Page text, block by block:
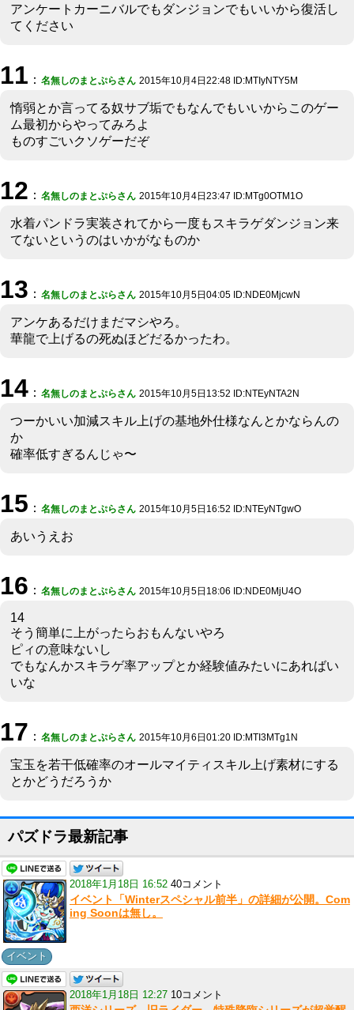
アンケートカーニバルでもダンジョンでもいいから復活し
てください
11 ： 名無しのまとぷらさん 2015年10月4日22:48 ID:MTIyNTY5M
惰弱とか言ってる奴サブ垢でもなんでもいいからこのゲー
ム最初からやってみろよ
ものすごいクソゲーだぞ
12 ： 名無しのまとぷらさん 2015年10月4日23:47 ID:MTg0OTM1O
水着パンドラ実装されてから一度もスキラゲダンジョン来
てないというのはいかがなものか
13 ： 名無しのまとぷらさん 2015年10月5日04:05 ID:NDE0MjcwN
アンケあるだけまだマシやろ。
華龍で上げるの死ぬほどだるかったわ。
14 ： 名無しのまとぷらさん 2015年10月5日13:52 ID:NTEyNTA2N
つーかいい加減スキル上げの基地外仕様なんとかならんの
か
確率低すぎるんじゃ〜
15 ： 名無しのまとぷらさん 2015年10月5日16:52 ID:NTEyNTgwO
あいうえお
16 ： 名無しのまとぷらさん 2015年10月5日18:06 ID:NDE0MjU4O
14
そう簡単に上がったらおもんないやろ
ピィの意味ないし
でもなんかスキラゲ率アップとか経験値みたいにあればい
いな
17 ： 名無しのまとぷらさん 2015年10月6日01:20 ID:MTI3MTg1N
宝玉を若干低確率のオールマイティスキル上げ素材にする
とかどうだろうか
パズドラ最新記事
2018年1月18日 16:52 40コメント
イベント「Winterスペシャル前半」の詳細が公開。Com
ing Soonは無し。
イベント
2018年1月18日 12:27 10コメント